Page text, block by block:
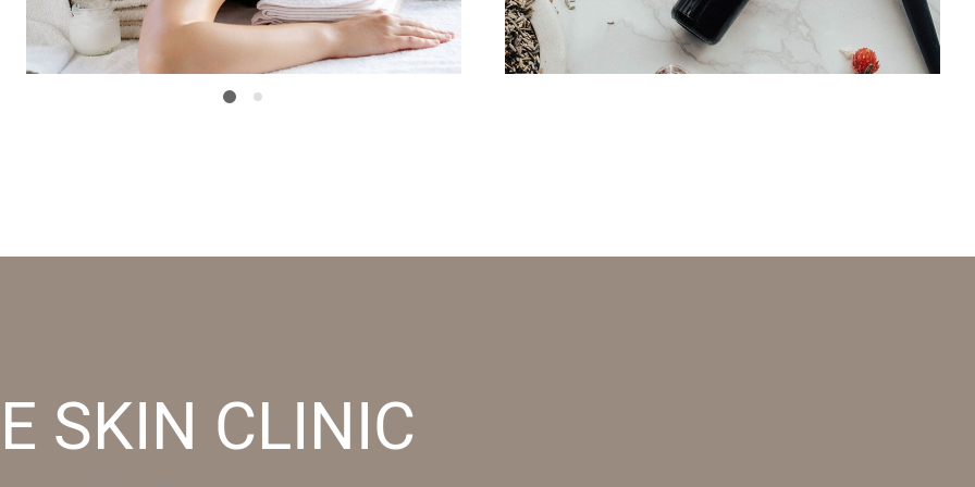
SKIN CLINIC